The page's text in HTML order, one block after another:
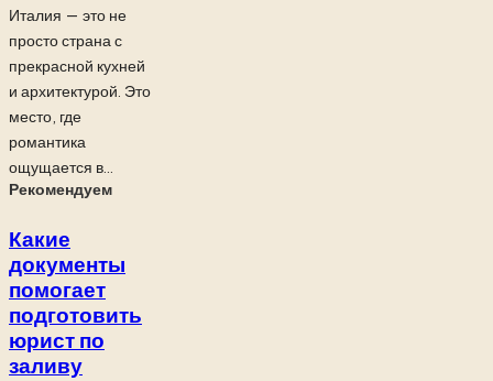
Италия — это не
просто страна с
прекрасной кухней
и архитектурой. Это
место, где
романтика
ощущается в...
Рекомендуем
Какие
документы
помогает
подготовить
юрист по
заливу